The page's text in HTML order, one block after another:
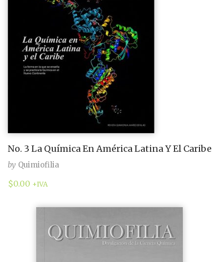
No. 3 La Química En América Latina Y El Caribe
by Quimiofilia
$0.00 +IVA